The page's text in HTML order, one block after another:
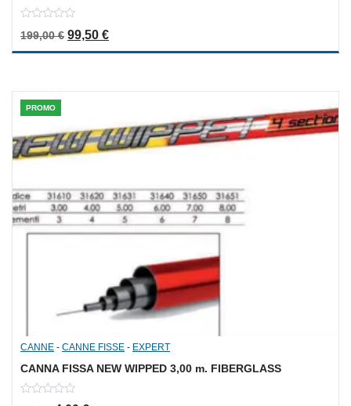
out
199,00€ Il prezzo originale era: 199,00 €.
99,50 €Il prezzo attuale è: 99,50 €.
PROMO
CANNE - CANNE FISSE - EXPERT
CANNA FISSA NEW WIPPED 3,00 m. FIBERGLASS